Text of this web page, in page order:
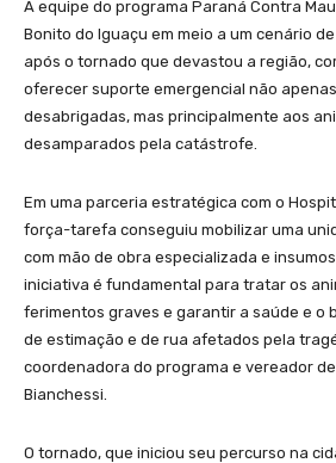
A equipe do programa Paraná Contra
Bonito do Iguaçu em meio a um cenário
após o tornado que devastou a região,
oferecer suporte emergencial não
desabrigadas, mas principalmente aos
desamparados pela catástrofe.
Em uma parceria estratégica com o
força-tarefa conseguiu mobilizar uma
com mão de obra especializada e
iniciativa é fundamental para tratar os
ferimentos graves e garantir a saúde e o
de estimação e de rua afetados pela
coordenadora do programa e vereador
Bianchessi.
O tornado, que iniciou seu percurso na